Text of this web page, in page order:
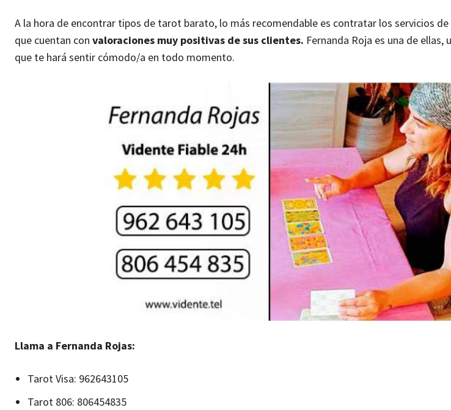
A la hora de encontrar tipos de tarot barato, lo más recomendable es contratar los servicios
que cuentan con valoraciones muy positivas de sus clientes. Fernanda Roja es una de
que te hará sentir cómodo/a en todo momento.
Llama a Fernanda Rojas:
Tarot Visa: 962643105
Tarot 806: 806454835